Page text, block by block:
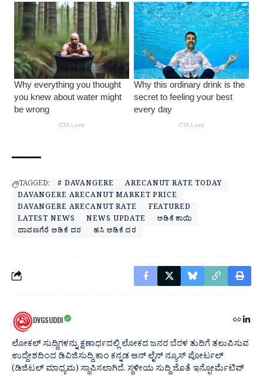
TAGGED: # DAVANGERE
ARECANUT RATE TODAY
DAVANGERE ARECANUT MARKET PRICE
DAVANGERE ARECANUT RATE
FEATURED
LATEST NEWS
NEWS UPDATE
ಅಡಿಕೆ ಕಾಯಿ
ದಾವಣಗೆರೆ ಅಡಿಕೆ ದರ
ಹಸಿ ಅಡಿಕೆ ದರ
DVGSUDDI
ಲೋಕಲ್ ಸುದ್ದಿಗಳನ್ನು ಕ್ಷಣಾರ್ಧದಲ್ಲಿ ಲೋಕದ ಜನರ ಬೆರಳ ತುದಿಗೆ ತಲುಪಿಸುವ
ಉದ್ದೇಶದಿಂದ ಡಿವಿಜಿಸುದ್ದಿ.ಕಾಂ ಕನ್ನಡ ಆನ್ ಲೈನ್ ನ್ಯೂಸ್ ಪೋರ್ಟಲ್
(ಡಿಜಿಟಲ್ ಮಾಧ್ಯಮ) ಸ್ಥಾಪಿಸಲಾಗಿದೆ. ಸ್ಥಳೀಯ ಸುದ್ದಿ ಜೊತೆ ಇನ್ಫೋರ್ಮೆಟಿವ್